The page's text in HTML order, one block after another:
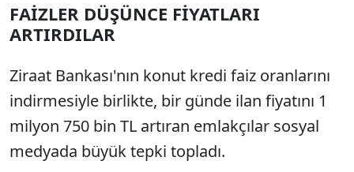
FAİZLER DÜŞÜNCE FİYATLARI
ARTIRDILAR
Ziraat Bankası'nın konut kredi faiz oranlarını
indirmesiyle birlikte, bir günde ilan fiyatını 1
milyon 750 bin TL artıran emlakçılar sosyal
medyada büyük tepki topladı.